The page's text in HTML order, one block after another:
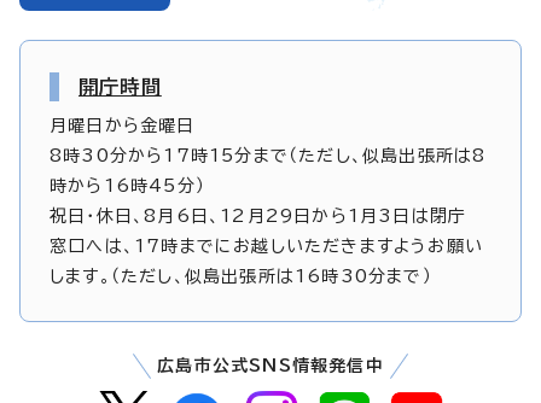
開庁時間
月曜日から金曜日
8時30分から17時15分まで（ただし、似島出張所は8
時から16時45分）
祝日・休日、8月6日、12月29日から1月3日は閉庁
窓口へは、17時までにお越しいただきますようお願い
します。（ただし、似島出張所は16時30分まで）
広島市公式SNS情報発信中